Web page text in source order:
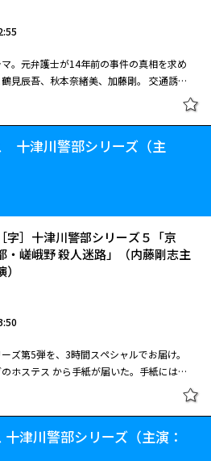
の袴田刑事（蟹江敬三）の協力を仰ぎなが
。ある夜、志穂は帰宅途中に突然、見知ら
「トップアシスト」という転職斡旋会社の
名乗り、志穂にヘッドハンティングを持ち
捜している、あなたなら適任だ」というの
のか、志穂は不思議に思う。その数日後、
川弥生（大竹一重）の刺殺体が工場で発
閉じる
書きとしての将来を夢見ていた信夫。そし
誌の契約記者として働く久美子の生活は傍
信夫の小説はいつになっても一流誌に採
美子への暴力となり、やがては取材で外で
なまでにエスカレートするようになる…
清張の同名小説を、大石静の脚本でドラマ
愛”を軸に、女性心理の深淵をサスペンス
将来を見据えるも芽が出ずに全く売れない
演の風間杜夫。夫の信夫を支え、雑誌記者
子が好演。その他、内藤剛志、峰岸徹、辰
螢雪次朗など清張ドラマにふさわしい演技
日前に殺害された仏学者の平井（内藤剛
トを彼が来ていたことで、平井殺しは信夫
雪次朗）は、信夫と平井の接点がどこに
美枝子）を問いただすが、久美子は堅く口
書きとしての将来を夢見ていた信夫。そし
信夫の小説はいつになっても一流誌に採
美子への暴力となり、やがては取材で外で
なまでにエスカレートするようになる…
。元弁護士が14年前の事件の真相を求め
吾、秋本奈緒美、加藤剛。 交通誘導
護士。ある日、彼が働く工事現場の近くで
ると、被害者は14年前、竜太郎が弁護を
大貫義郎（加藤剛）との闘いに負け有罪
していたと聞き、竜太郎はもう一度弁護士
するが・・・。
捜弁護士・橘竜太郎－雪冤の旅－
マ。元弁護士が14年前の事件の真相を求め
吾、秋本奈緒美、加藤剛。 交通誘導
護士。ある日、彼が働く工事現場の近くで
ると、被害者は14年前、竜太郎が弁護を
った。裁判で一度は無罪判決を勝ち取った
大貫義郎（加藤剛）との闘いに負け有罪
していたと聞き、竜太郎はもう一度弁護士
閉じる
十津川警部シリーズ（主
［字］十津川警部シリーズ５「京
・嵯峨野 殺人迷路」（内藤剛志主
）
ズ第5弾を、3時間スペシャルでお届け。
ホステス から手紙が届いた。手紙には京
れていたが、十津川には身に覚えがな
参加したホステスが次々と殺される連続
ー】 警視庁捜査一課
に京都から郵便が届いた。送り主は新宿の
字］十津川警部シリーズ５「京
津川警部シリーズ（主演：